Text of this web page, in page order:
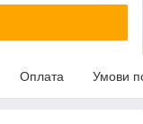
Оплата Умови